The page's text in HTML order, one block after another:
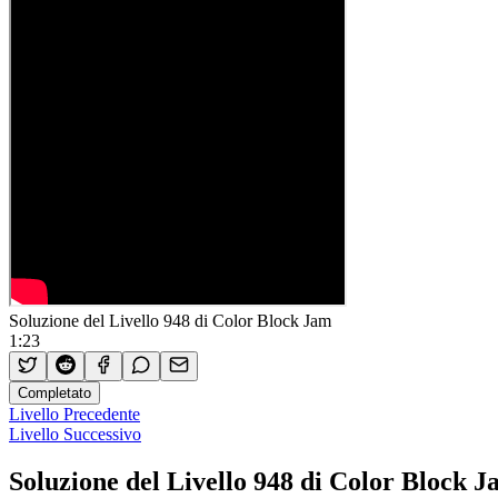
Soluzione del Livello 948 di Color Block Jam
1:23
Completato
Livello Precedente
Livello Successivo
Soluzione del Livello 948 di Color Block